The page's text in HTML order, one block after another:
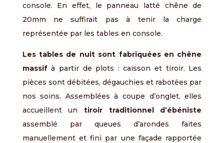
console. En effet, le panneau latté chêne de
20mm ne suffirait pas à tenir la charge
représentée par les tables en console.
Les tables de nuit sont fabriquées en chêne
massifà partir de plots : caisson et tiroir. Les
pièces sont débitées, dégauchies et rabotées par
nos soins. Assemblées à coupe d’onglet, elles
accueillent un tiroir traditionnel d’ébéniste
assemblé par queues d’arondes faites
manuellement et fini par une façade rapportée